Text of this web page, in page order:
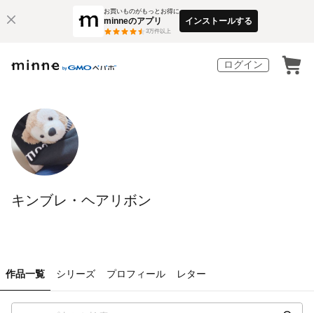
お買いものがもっとお得に
minneのアプリ
3万件以上
インストールする
ログイン
キンブレ・ヘアリボン
作品一覧 シリーズ プロフィール レター